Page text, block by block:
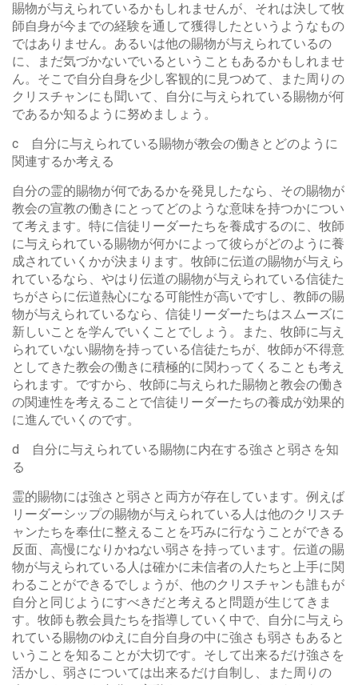
賜物が与えられているかもしれませんが、それは決して牧
師自身が今までの経験を通して獲得したというようなもの
ではありません。あるいは他の賜物が与えられているの
に、まだ気づかないでいるということもあるかもしれませ
ん。そこで自分自身を少し客観的に見つめて、また周りの
クリスチャンにも聞いて、自分に与えられている賜物が何
であるか知るように努めましょう。
c 自分に与えられている賜物が教会の働きとどのように
関連するか考える
自分の霊的賜物が何であるかを発見したなら、その賜物が
教会の宣教の働きにとってどのような意味を持つかについ
て考えます。特に信徒リーダーたちを養成するのに、牧師
に与えられている賜物が何かによって彼らがどのように養
成されていくかが決まります。牧師に伝道の賜物が与えら
れているなら、やはり伝道の賜物が与えられている信徒た
ちがさらに伝道熱心になる可能性が高いですし、教師の賜
物が与えられているなら、信徒リーダーたちはスムーズに
新しいことを学んでいくことでしょう。また、牧師に与え
られていない賜物を持っている信徒たちが、牧師が不得意
としてきた教会の働きに積極的に関わってくることも考え
られます。ですから、牧師に与えられた賜物と教会の働き
の関連性を考えることで信徒リーダーたちの養成が効果的
に進んでいくのです。
d 自分に与えられている賜物に内在する強さと弱さを知
る
霊的賜物には強さと弱さと両方が存在しています。例えば
リーダーシップの賜物が与えられている人は他のクリスチ
ャンたちを奉仕に整えることを巧みに行なうことができる
反面、高慢になりかねない弱さを持っています。伝道の賜
物が与えられている人は確かに未信者の人たちと上手に関
わることができるでしょうが、他のクリスチャンも誰もが
自分と同じようにすべきだと考えると問題が生じてきま
す。牧師も教会員たちを指導していく中で、自分に与えら
れている賜物のゆえに自分自身の中に強さも弱さもあると
いうことを知ることが大切です。そして出来るだけ強さを
活かし、弱さについては出来るだけ自制し、また周りの